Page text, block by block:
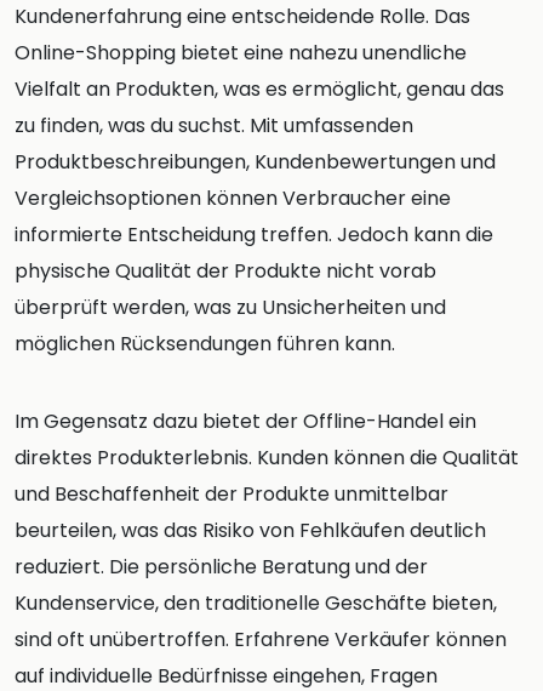
Kundenerfahrung eine entscheidende Rolle. Das
Online-Shopping bietet eine nahezu unendliche
Vielfalt an Produkten, was es ermöglicht, genau das
zu finden, was du suchst. Mit umfassenden
Produktbeschreibungen, Kundenbewertungen und
Vergleichsoptionen können Verbraucher eine
informierte Entscheidung treffen. Jedoch kann die
physische Qualität der Produkte nicht vorab
überprüft werden, was zu Unsicherheiten und
möglichen Rücksendungen führen kann.
Im Gegensatz dazu bietet der Offline-Handel ein
direktes Produkterlebnis. Kunden können die Qualität
und Beschaffenheit der Produkte unmittelbar
beurteilen, was das Risiko von Fehlkäufen deutlich
reduziert. Die persönliche Beratung und der
Kundenservice, den traditionelle Geschäfte bieten,
sind oft unübertroffen. Erfahrene Verkäufer können
auf individuelle Bedürfnisse eingehen, Fragen